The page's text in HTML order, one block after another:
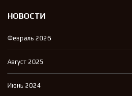
НОВОСТИ
Февраль 2026
Август 2025
Июнь 2024